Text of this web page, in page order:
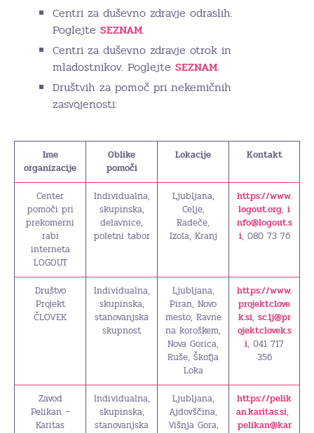
Centri za duševno zdravje odraslih.
Poglejte SEZNAM.
Centri za duševno zdravje otrok in
mladostnikov. Poglejte SEZNAM.
Društvih za pomoč pri nekemičnih
zasvojenosti:
Ime
organizacije
Oblike
pomoči
Lokacije Kontakt
Center
pomoči pri
prekomerni
rabi
interneta
LOGOUT
Individualna,
skupinska,
delavnice,
poletni tabor
Ljubljana,
Celje,
Radeče,
Izola, Kranj
https://www.
logout.org, i
nfo@logout.s
i, 080 73 76
Društvo
Projekt
ČLOVEK
Individualna,
skupinska,
stanovanjska
skupnost
Ljubljana,
Piran, Novo
mesto, Ravne
na koroškem,
Nova Gorica,
Ruše, Škofja
Loka
https://www.
projektclove
k.si, sc.lj@pr
ojektclovek.s
i, 041 717
356
Zavod
Pelikan –
Karitas
Individualna,
skupinska,
stanovanjska
Ljubljana,
Ajdovščina,
Višnja Gora,
https://pelik
an.karitas.si,
pelikan@kar